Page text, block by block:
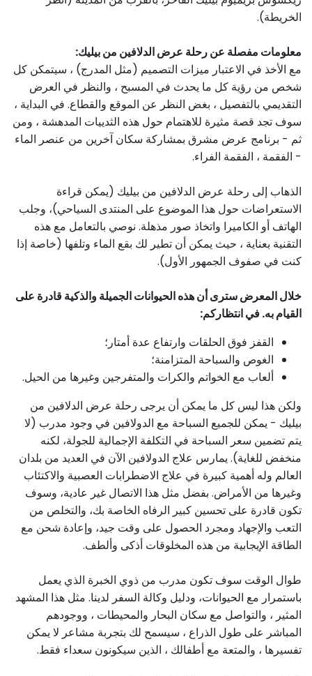
الخريطة).
معلومات مفصلة عن رحلة عرض الدلافين من بيليك:
مع الأخذ في الاعتبار ميزات التصميم (مثل المدرج) ، سيتمكن كل
شخص من رؤية كل ما يحدث في المسبح ، والنظر في العرض
التقديمي بالتفصيل ، بغض النظر عن الموقع والقطاع. في البداية ،
سوف تجد قصة مثيرة للاهتمام حول هذه الثدييات المدهشة ، ومن
ثم - برنامج عرض مشرق بمشاركة سكان آخرين من عنصر الماء
- الفقمة ، الفقمة الفراء.
الذهاب إلى رحلة عرض الدلافين من بيليك (يمكن قراءة
الاستعراضات حول هذا الموضوع على المنتدى السياحي)، وجلب
الهاتف أو الكاميرا واتخاذ صور مذهلة. نوصي بالتعامل مع هذه
التقنية بعناية ، حيث يمكن أن تطير لك بقع الماء وتلفها (خاصة إذا
كنت في صفوف الجمهور الأول).
خلال المعرض سترى أن هذه الحيوانات الجميلة والذكية قادرة على
القيام به. في انتظاركم:
القفز فوق الحلقات وارتفاع عدة أمتار؛
الغوص والسباحة المتزامنة؛
ألعاب مع الخواتم والكرات والمتفرجين وغيرها من الحيل.
ولكن هذا ليس كل ما يمكن أن يرجى رحلة عرض الدلافين من
بيليك - يمكن للجميع السباحة مع الدولافين في وجود مدرب (لا
يتم تضمين سعر السباحة في التكلفة الإجمالية للجولة، لكنه
منخفض للغاية). يمارس علاج الدولافين الآن في العديد من بلدان
العالم وله أهمية كبيرة في علاج الاضطرابات العصبية والاكتئاب
وغيرها من الأمراض. بفضل مثل هذا الاتصال غير عادية، وسوف
تكون قادرة على تحسين كبير الرفاه الخاصة بك، والتخلص من
التعب والإجهاد ومجرد الحصول على وقت جيد، وإعادة شحن مع
الطاقة الإيجابية من هذه المخلوقات أذكى وألطف.
طوال الوقت سوف تكون مدرب من ذوي الخبرة الذي يعمل
باستمرار مع الحيوانات، ودليل وكالة السفر لدينا. مثل هذا المشهد
المثير ، والتواصل مع سكان البحار والمحيطات ، ووجودهم
المباشر على طول الذراع ، سيسمح لك بتجربة مشاعر لا يمكن
تفسيرها ، والمتعة مع أطفالك ، الذين سيكونون سعداء فقط.